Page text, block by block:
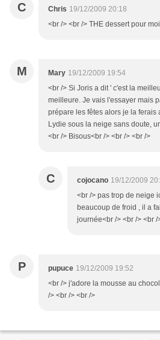
C Chris 19/12/2009 20:18
<br /> <br /> THE dessert pour
M Mary 19/12/2009 19:54
<br /> Si Joris a dit ' c'est la
meilleure. Je vais l'essayer mais
prépare les fêtes alors je la ferais
Lydie sous la neige sans doute,
<br /> Bisous<br /> <br /> <br />
C cojocano 19/12/2009
<br /> pas trop de neige
beaucoup de froid , il a
journée<br /> <br /> <br /
P pupuce 19/12/2009 19:52
<br /> j'adore la mousse au
/> <br /> <br />